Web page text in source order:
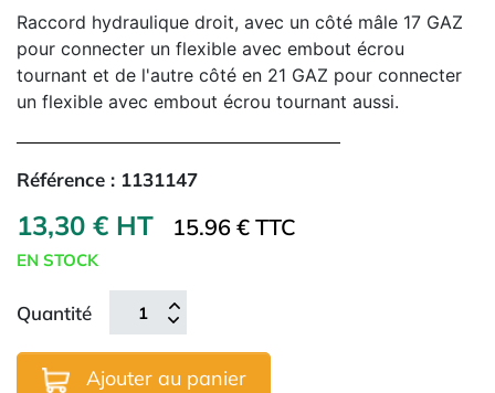
Raccord hydraulique droit, avec un côté mâle 17 GAZ
pour connecter un flexible avec embout écrou
tournant et de l'autre côté en 21 GAZ pour connecter
un flexible avec embout écrou tournant aussi.
Référence : 1131147
13,30 € HT 15.96 € TTC
EN STOCK
Quantité
Ajouter au panier